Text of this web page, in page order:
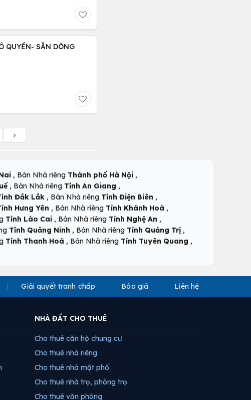
QUYỀN- SẴN DÒNG
, Bán Nhà riêng Thành phố Hà Nội ,
, Bán Nhà riêng Tỉnh An Giang ,
Đắk Lắk , Bán Nhà riêng Tỉnh Điện Biên ,
Hưng Yên , Bán Nhà riêng Tỉnh Khánh Hoà ,
Tỉnh Lào Cai , Bán Nhà riêng Tỉnh Nghệ An ,
Tỉnh Quảng Ninh , Bán Nhà riêng Tỉnh Quảng Trị ,
Tỉnh Thanh Hoá , Bán Nhà riêng Tỉnh Tuyên Quang ,
Giải quyết tranh chấp Báo giá Liên hệ
NHÀ ĐẤT CHO THUÊ
Cho thuê căn hộ chung cư
Cho thuê nhà riêng
Cho thuê nhà mặt phố
Cho thuê nhà trọ, phòng trọ
Cho thuê văn phòng